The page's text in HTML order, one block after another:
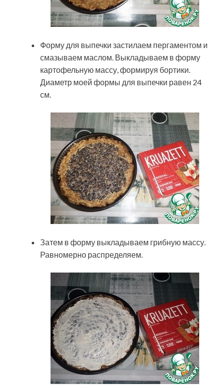
Форму для выпечки застилаем пергаментом и
смазываем маслом. Выкладываем в форму
картофельную массу, формируя бортики.
Диаметр моей формы для выпечки равен 24
см.
Затем в форму выкладываем грибную массу.
Равномерно распределяем.